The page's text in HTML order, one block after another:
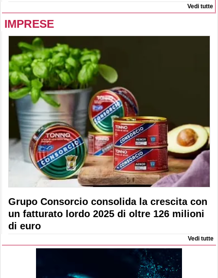
Vedi tutte
IMPRESE
Grupo Consorcio consolida la crescita con
un fatturato lordo 2025 di oltre 126 milioni
di euro
Vedi tutte